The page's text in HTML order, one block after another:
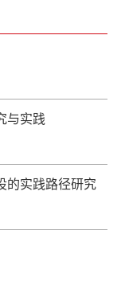
与实践
的实践路径研究